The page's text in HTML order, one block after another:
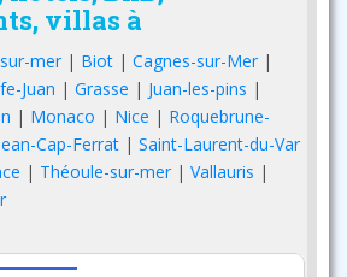
villas à
mer | Biot | Cagnes-sur-Mer |
Juan | Grasse | Juan-les-pins |
| Monaco | Nice | Roquebrune-
Cap-Ferrat | Saint-Laurent-du-Var
| Théoule-sur-mer | Vallauris |